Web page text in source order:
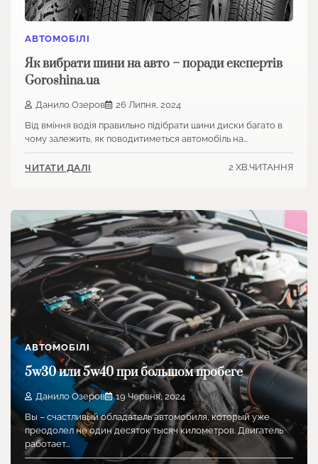
АВТОМОБІЛІ
Як вибрати шини на авто – поради експертів
Goroshina.ua
Данило Озеров
26 Липня, 2024
Від вміння водія правильно підібрати шини диски багато в
чому залежить, як поводитиметься автомобіль на…
ЧИТАТИ ДАЛІ 2 ХВ.ЧИТАННЯ
АВТОМОБІЛІ
5w30 или 5w40 при большом пробеге
Данило Озеров
19 Червня, 2024
Вы – счастливый обладатель автомобиля, который уже
преодолел не один десяток тысяч километров. Двигатель
работает…